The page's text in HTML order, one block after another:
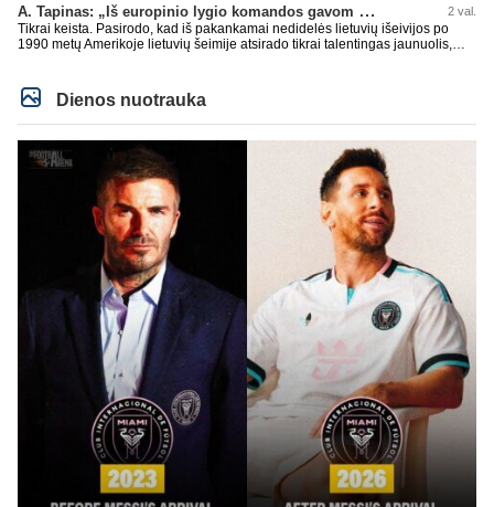
A. Tapinas: „Iš europinio lygio komandos gavom gerų pamokų“ 2 val.
Tikrai keista. Pasirodo, kad iš pakankamai nedidelės lietuvių išeivijos po
1990 metų Amerikoje lietuvių šeimije atsirado tikrai talentingas jaunuolis,
kovoje, dar ir antrame aukšte neblogai atrodantis, greitai priimantis
dažniausiai teisingus sprendimus, ir dar turintis neblogą greitį. O Lietuvoje
net tokie talentai ’uždera’ gal kartą per dešimtmetį ar du. Bet iš 1-2
aukštesnio lygio žaidėjų rimtos rinktinės nesulipdysi...
Dienos nuotrauka